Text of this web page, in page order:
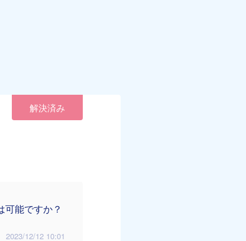
解決済み
可能ですか？
2023/12/12 10:01